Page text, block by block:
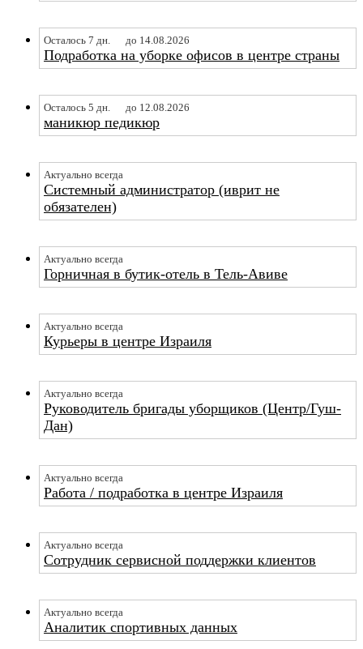
Осталось 7 дн. до 14.08.2026
Подработка на уборке офисов в центре страны
Осталось 5 дн. до 12.08.2026
маникюр педикюр
Актуально всегда
Системный администратор (иврит не
обязателен)
Актуально всегда
Горничная в бутик-отель в Тель-Авиве
Актуально всегда
Курьеры в центре Израиля
Актуально всегда
Руководитель бригады уборщиков (Центр/Гуш-
Дан)
Актуально всегда
Работа / подработка в центре Израиля
Актуально всегда
Сотрудник сервисной поддержки клиентов
Актуально всегда
Аналитик спортивных данных